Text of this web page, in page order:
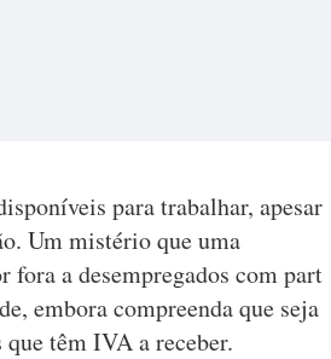
para trabalhar, apesar
Um mistério que uma
fora a desempregados com part
embora compreenda que seja
têm IVA a receber.